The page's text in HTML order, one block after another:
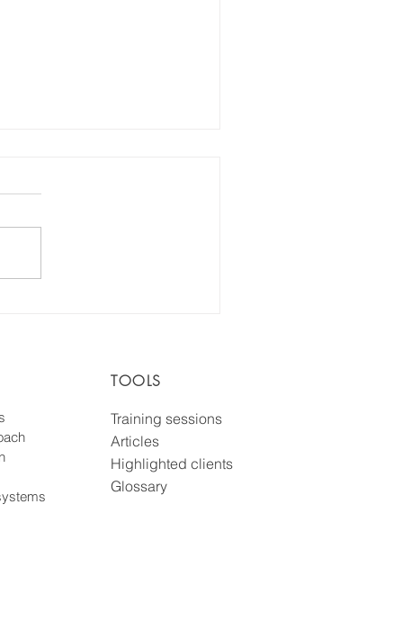
votre entreprise
TOOLS
Training sessions
Articles
Highlighted clients
Glossary